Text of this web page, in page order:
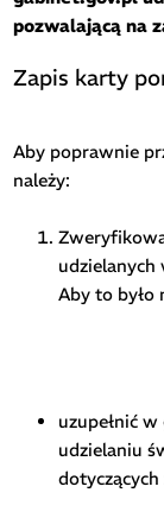
pozwalającą na
Zapis karty
Aby poprawnie
należy:
udzielanych
Aby to było
uzupełnić
udzielaniu